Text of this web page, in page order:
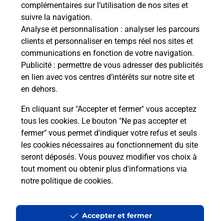
complémentaires sur l’utilisation de nos sites et
suivre la navigation.
Analyse et personnalisation : analyser les parcours
clients et personnaliser en temps réel nos sites et
communications en fonction de votre navigation.
Publicité : permettre de vous adresser des publicités
en lien avec vos centres d’intérêts sur notre site et
en dehors.
En cliquant sur "Accepter et fermer" vous acceptez
tous les cookies. Le bouton "Ne pas accepter et
fermer" vous permet d'indiquer votre refus et seuls
les cookies nécessaires au fonctionnement du site
seront déposés. Vous pouvez modifier vos choix à
tout moment ou obtenir plus d'informations via
notre politique de cookies.
Accepter et fermer
Envoyer un colis
COURBEVOIE BECON (92400) ? Découvrez toutes
les solutions proposées par La Poste.
En savoir plus